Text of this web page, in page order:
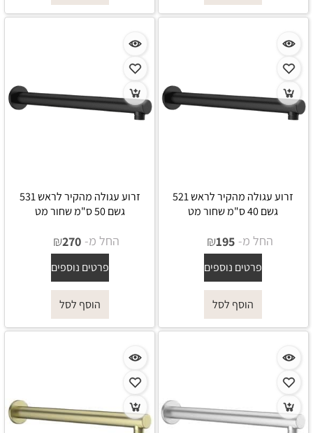
זרוע עגולה מהקיר לראש 521
גשם 40 ס"מ שחור מט
החל מ- ₪195
פרטים נוספים
הוסף לסל
זרוע עגולה מהקיר לראש 531
גשם 50 ס"מ שחור מט
החל מ- ₪270
פרטים נוספים
הוסף לסל